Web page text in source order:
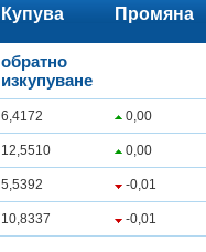
Купува Промяна
обратно
изкупуване
6,4172 0,00
12,5510 0,00
5,5392 -0,01
10,8337 -0,01